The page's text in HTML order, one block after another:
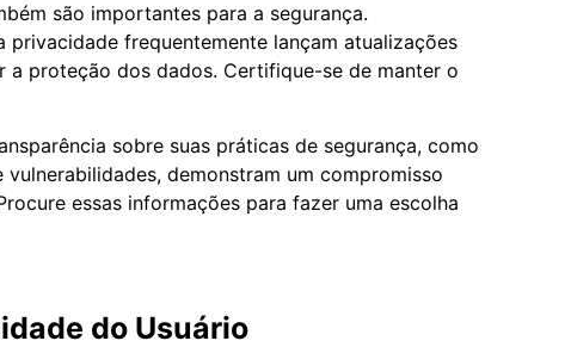
são importantes para a segurança.
frequentemente lançam atualizações
a proteção dos dados. Certifique-se de manter o
sobre suas práticas de segurança, como
demonstram um compromisso
essas informações para fazer uma escolha
do Usuário